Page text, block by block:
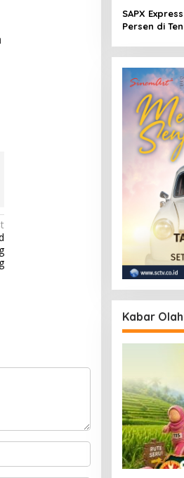
SAPX
Persen di
Kabar